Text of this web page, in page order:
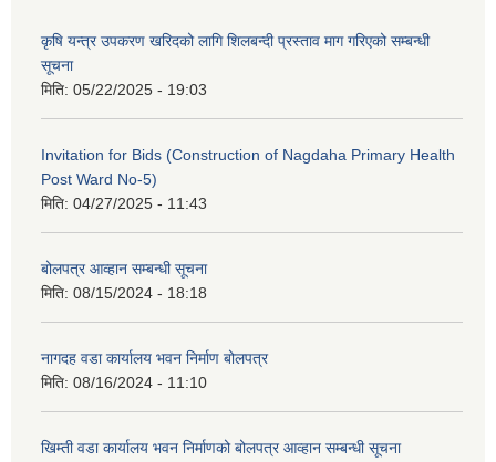
कृषि यन्त्र उपकरण खरिदको लागि शिलबन्दी प्रस्ताव माग गरिएको सम्बन्धी
सूचना
मिति: 05/22/2025 - 19:03
Invitation for Bids (Construction of Nagdaha Primary Health
Post Ward No-5)
मिति: 04/27/2025 - 11:43
बोलपत्र आव्हान सम्बन्धी सूचना
मिति: 08/15/2024 - 18:18
नागदह वडा कार्यालय भवन निर्माण बोलपत्र
मिति: 08/16/2024 - 11:10
खिम्ती वडा कार्यालय भवन निर्माणको बोलपत्र आव्हान सम्बन्धी सूचना